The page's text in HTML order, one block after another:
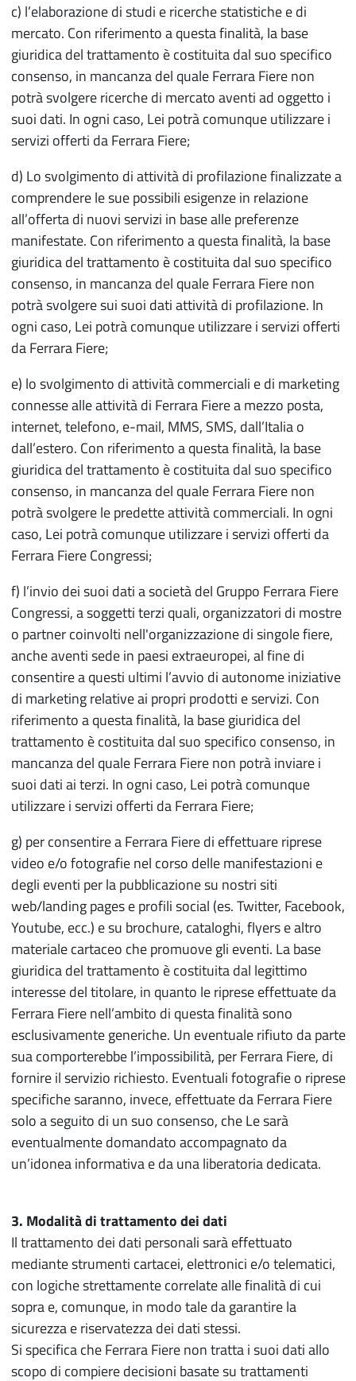
c) l’elaborazione di studi e ricerche statistiche e di
mercato. Con riferimento a questa finalità, la base
giuridica del trattamento è costituita dal suo specifico
consenso, in mancanza del quale Ferrara Fiere non
potrà svolgere ricerche di mercato aventi ad oggetto i
suoi dati. In ogni caso, Lei potrà comunque utilizzare i
servizi offerti da Ferrara Fiere;
d) Lo svolgimento di attività di profilazione finalizzate a
comprendere le sue possibili esigenze in relazione
all’offerta di nuovi servizi in base alle preferenze
manifestate. Con riferimento a questa finalità, la base
giuridica del trattamento è costituita dal suo specifico
consenso, in mancanza del quale Ferrara Fiere non
potrà svolgere sui suoi dati attività di profilazione. In
ogni caso, Lei potrà comunque utilizzare i servizi offerti
da Ferrara Fiere;
e) lo svolgimento di attività commerciali e di marketing
connesse alle attività di Ferrara Fiere a mezzo posta,
internet, telefono, e-mail, MMS, SMS, dall’Italia o
dall’estero. Con riferimento a questa finalità, la base
giuridica del trattamento è costituita dal suo specifico
consenso, in mancanza del quale Ferrara Fiere non
potrà svolgere le predette attività commerciali. In ogni
caso, Lei potrà comunque utilizzare i servizi offerti da
Ferrara Fiere Congressi;
f) l’invio dei suoi dati a società del Gruppo Ferrara Fiere
Congressi, a soggetti terzi quali, organizzatori di mostre
o partner coinvolti nell'organizzazione di singole fiere,
anche aventi sede in paesi extraeuropei, al fine di
consentire a questi ultimi l’avvio di autonome iniziative
di marketing relative ai propri prodotti e servizi. Con
riferimento a questa finalità, la base giuridica del
trattamento è costituita dal suo specifico consenso, in
mancanza del quale Ferrara Fiere non potrà inviare i
suoi dati ai terzi. In ogni caso, Lei potrà comunque
utilizzare i servizi offerti da Ferrara Fiere;
g) per consentire a Ferrara Fiere di effettuare riprese
video e/o fotografie nel corso delle manifestazioni e
degli eventi per la pubblicazione su nostri siti
web/landing pages e profili social (es. Twitter, Facebook,
Youtube, ecc.) e su brochure, cataloghi, flyers e altro
materiale cartaceo che promuove gli eventi. La base
giuridica del trattamento è costituita dal legittimo
interesse del titolare, in quanto le riprese effettuate da
Ferrara Fiere nell’ambito di questa finalità sono
esclusivamente generiche. Un eventuale rifiuto da parte
sua comporterebbe l’impossibilità, per Ferrara Fiere, di
fornire il servizio richiesto. Eventuali fotografie o riprese
specifiche saranno, invece, effettuate da Ferrara Fiere
solo a seguito di un suo consenso, che Le sarà
eventualmente domandato accompagnato da
un’idonea informativa e da una liberatoria dedicata.
3. Modalità di trattamento dei dati
Il trattamento dei dati personali sarà effettuato
mediante strumenti cartacei, elettronici e/o telematici,
con logiche strettamente correlate alle finalità di cui
sopra e, comunque, in modo tale da garantire la
sicurezza e riservatezza dei dati stessi.
Si specifica che Ferrara Fiere non tratta i suoi dati allo
scopo di compiere decisioni basate su trattamenti